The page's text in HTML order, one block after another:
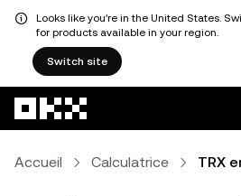
Looks like you're in the United States.
for products available in your region.
Switch site
Accueil Calculatrice TRX